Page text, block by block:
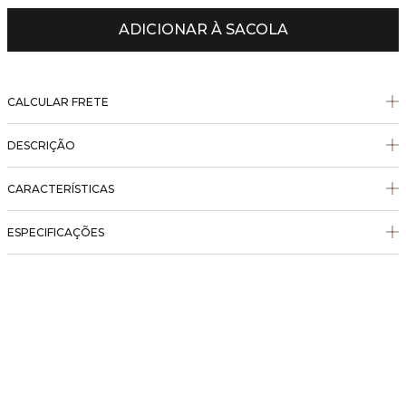
ADICIONAR À SACOLA
CALCULAR FRETE
DESCRIÇÃO
CARACTERÍSTICAS
ESPECIFICAÇÕES